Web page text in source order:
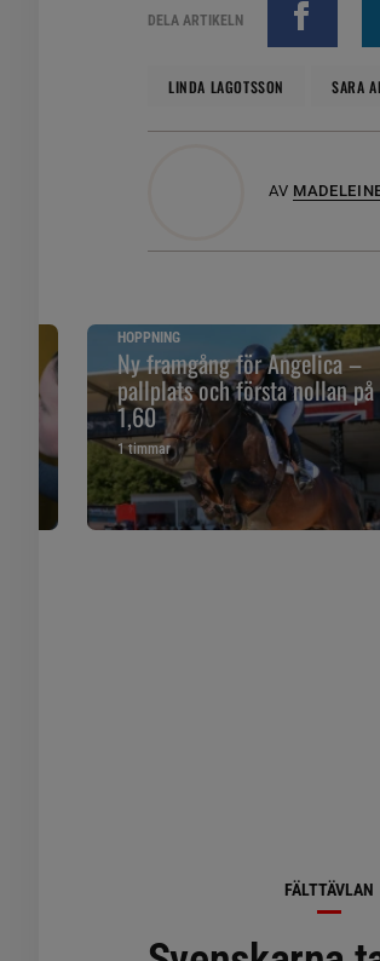
DELA ARTIKELN
LINDA LAGOTSSON SARA
AV
HOPPNING
Ny framgång för Angelica –
pallplats och första nollan på
1,60
1 timmar
FÄLTTÄVLAN